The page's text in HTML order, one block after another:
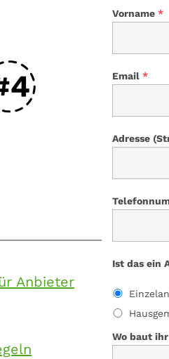
Anbieter
Vorname *
Email *
Adresse
Ist das ein
Wo baut